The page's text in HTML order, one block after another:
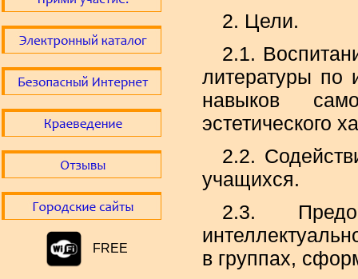
FREE
2. Цели.
2.1.
литературы по
навыков
эстетического
2.2.
учащихся.
2.3.
в группах,